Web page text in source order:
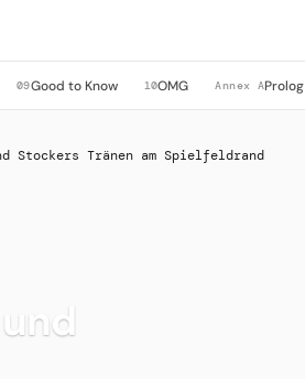
09Good to Know 10OMG Annex AProlog
Stockers Tränen am Spielfeldrand